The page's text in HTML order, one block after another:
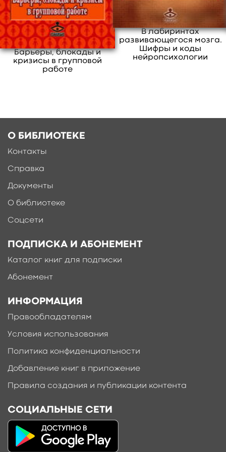
сопереживать и при этом ощущать границы
возможностей, актуален в любых
отношениях.
свернуть
Ещё больше материалов после
Барьеры, блокады и
кризисы в групповой
работе
В лабиринтах
развивающегося мозга.
Шифры и коды
нейропсихологии
О БИБЛИОТЕКЕ
Контакты
Справка
Документы
О библиотеке
Соцсети
ПОДПИСКА И АБОНЕМЕНТ
Каталог книг для подписки
Абонемент
ИНФОРМАЦИЯ
Правообладателям
Условия использования
Политика конфиденциальности
Добавление книг в приложение
Правила создания и публикации контента
СОЦИАЛЬНЫЕ СЕТИ